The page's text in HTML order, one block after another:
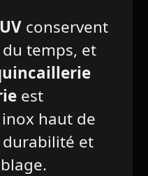
conservent
temps, et
est
haut de
et